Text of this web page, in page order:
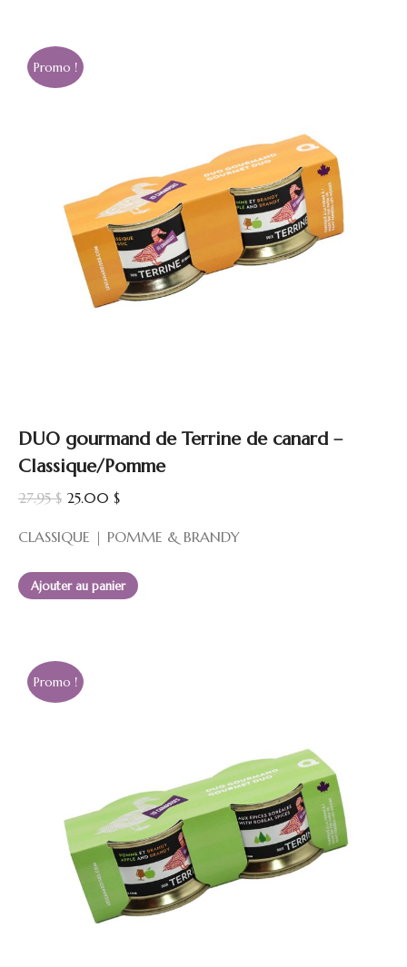
Promo !
DUO gourmand de Terrine de canard –
Classique/Pomme
27.95$ Le
initial
était :
27.95 $.
25.00 $Le
actuel
est :
25.00 $.
CLASSIQUE | POMME & BRANDY
Ajouter au panier
Promo !